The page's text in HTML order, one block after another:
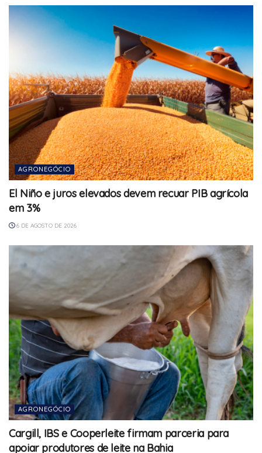
AGRONEGÓCIO
El Niño e juros elevados devem recuar PIB agrícola
em 3%
6 DE AGOSTO DE 2026
AGRONEGÓCIO
Cargill, IBS e Cooperleite firmam parceria para
apoiar produtores de leite na Bahia